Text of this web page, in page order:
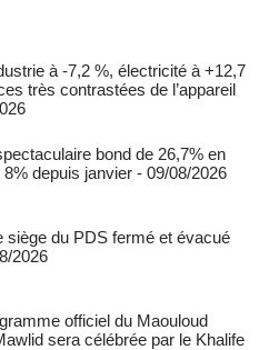
à -7,2 %, électricité à +12,7
très contrastées de l’appareil
bond de 26,7% en
depuis janvier - 09/08/2026
siège du PDS fermé et évacué
2026
officiel du Maouloud
sera célébrée par le Khalife